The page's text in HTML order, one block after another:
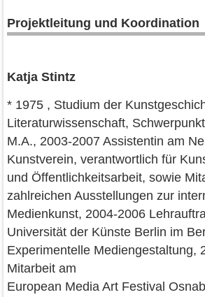
Projektleitung und Koordination
Katja Stintz
* 1975 , Studium der
Literaturwissenschaft,
M.A., 2003-2007 Assistentin am
Kunstverein, verantwortlich für
und Öffentlichkeitsarbeit, sowie
zahlreichen Ausstellungen zur
Medienkunst, 2004-2006
Universität der Künste Berlin im
Experimentelle Mediengestaltung,
Mitarbeit am
European Media Art Festival